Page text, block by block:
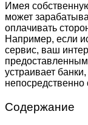
Имея
может
оплачивать
Например, если
сервис, ваш
устраивает
непосредственно
Содержание